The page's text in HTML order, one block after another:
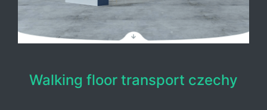
Walking floor transport czechy